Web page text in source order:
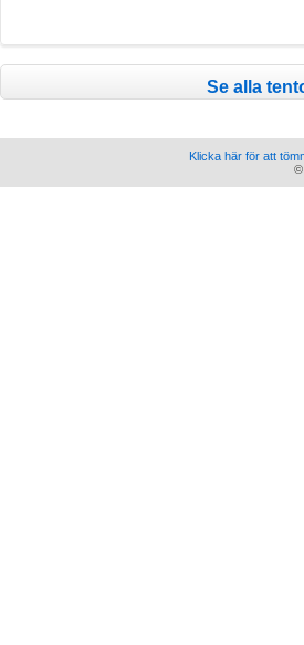
Se alla
Klicka här för att
©